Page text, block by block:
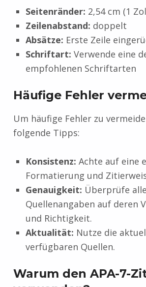
Seitenränder: 2,54 cm (1
Zeilenabstand: doppelt
Absätze: Erste Zeile
Schriftart: Verwende eine
empfohlenen Schriftarten
Häufige Fehler
Um häufige Fehler zu
folgende Tipps:
Konsistenz: Achte auf eine
Formatierung und
Genauigkeit: Überprüfe alle
Quellenangaben auf deren
und Richtigkeit.
Aktualität: Nutze die
verfügbaren Quellen.
Warum den APA-7-